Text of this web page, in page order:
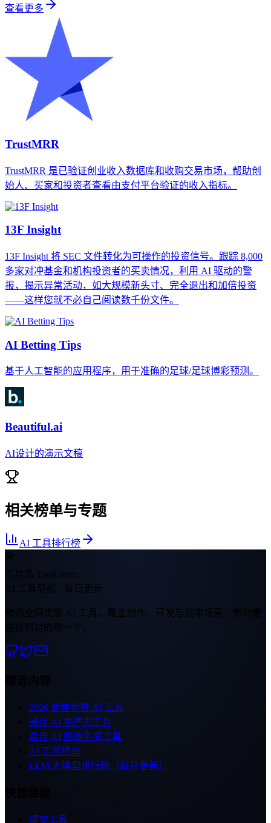
查看更多
TrustMRR
TrustMRR 是已验证创业收入数据库和收购交易市场，帮助创
始人、买家和投资者查看由支付平台验证的收入指标。
13F Insight
13F Insight 将 SEC 文件转化为可操作的投资信号。跟踪 8,000
多家对冲基金和机构投资者的买卖情况，利用 AI 驱动的警
报，揭示异常活动，如大规模新头寸、完全退出和加倍投资
——这样您就不必自己阅读数千份文件。
AI Betting Tips
基于人工智能的应用程序，用于准确的足球/足球博彩预测。
Beautiful.ai
AI设计的演示文稿
相关榜单与专题
AI 工具排行榜
🛠
工具岛 ToolCenter
AI 工具导航 · 每日更新
精选全网优质 AI 工具，覆盖创作、开发与效率场景，帮你更
快找到对的那一个。
精选内容
2026 最佳免费 AI 工具
最佳 AI 生产力工具
最佳 AI 图像生成工具
AI 工具榜单
LLM 大模型排行榜（每月更新）
提交工具